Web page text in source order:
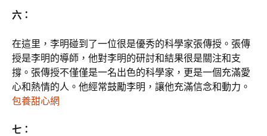
六：
在這里，李明碰到了一位很是優秀的科學家張傳授。張傳
授是李明的導師，他對李明的研討和結果很是關注和支
撐。張傳授不僅僅是一名出色的科學家，更是一個充滿愛
心和熱情的人。他經常鼓勵李明，讓他充滿信念和動力。
包養甜心網
七：